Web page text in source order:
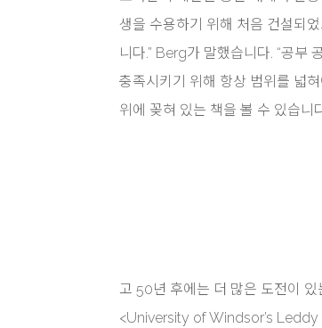
생을 수용하기 위해 처음 건설되
니다.” Berg가 말했습니다. “공부
충족시키기 위해 항상 범위를 넓
위에 꽂혀 있는 책을 볼 수 있습니
고 50년 후에는 더 많은 도전이 있
<University of Windsor’s Leddy